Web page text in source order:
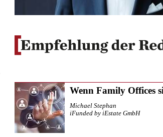
Wenn Family Offices
Michael Stephan
iFunded by iEstate GmbH